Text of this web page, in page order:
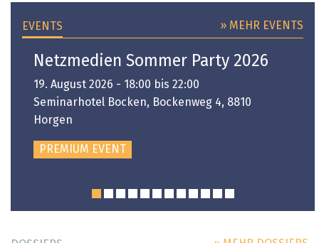
EVENTS » MEHR EVENTS
Netzmedien Sommer Party 2026
19. August 2026 - 18:00 bis 22:00
Seminarhotel Bocken, Bockenweg 4, 8810
Horgen
PREMIUM EVENT